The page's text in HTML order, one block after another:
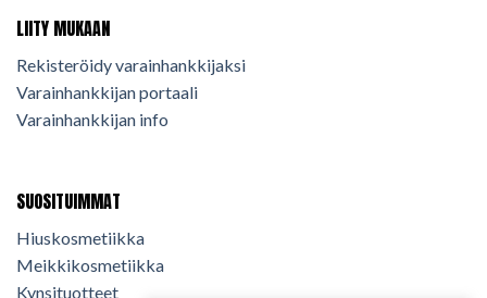
LIITY MUKAAN
Rekisteröidy varainhankkijaksi
Varainhankkijan portaali
Varainhankkijan info
SUOSITUIMMAT
Hiuskosmetiikka
Meikkikosmetiikka
Kynsituotteet